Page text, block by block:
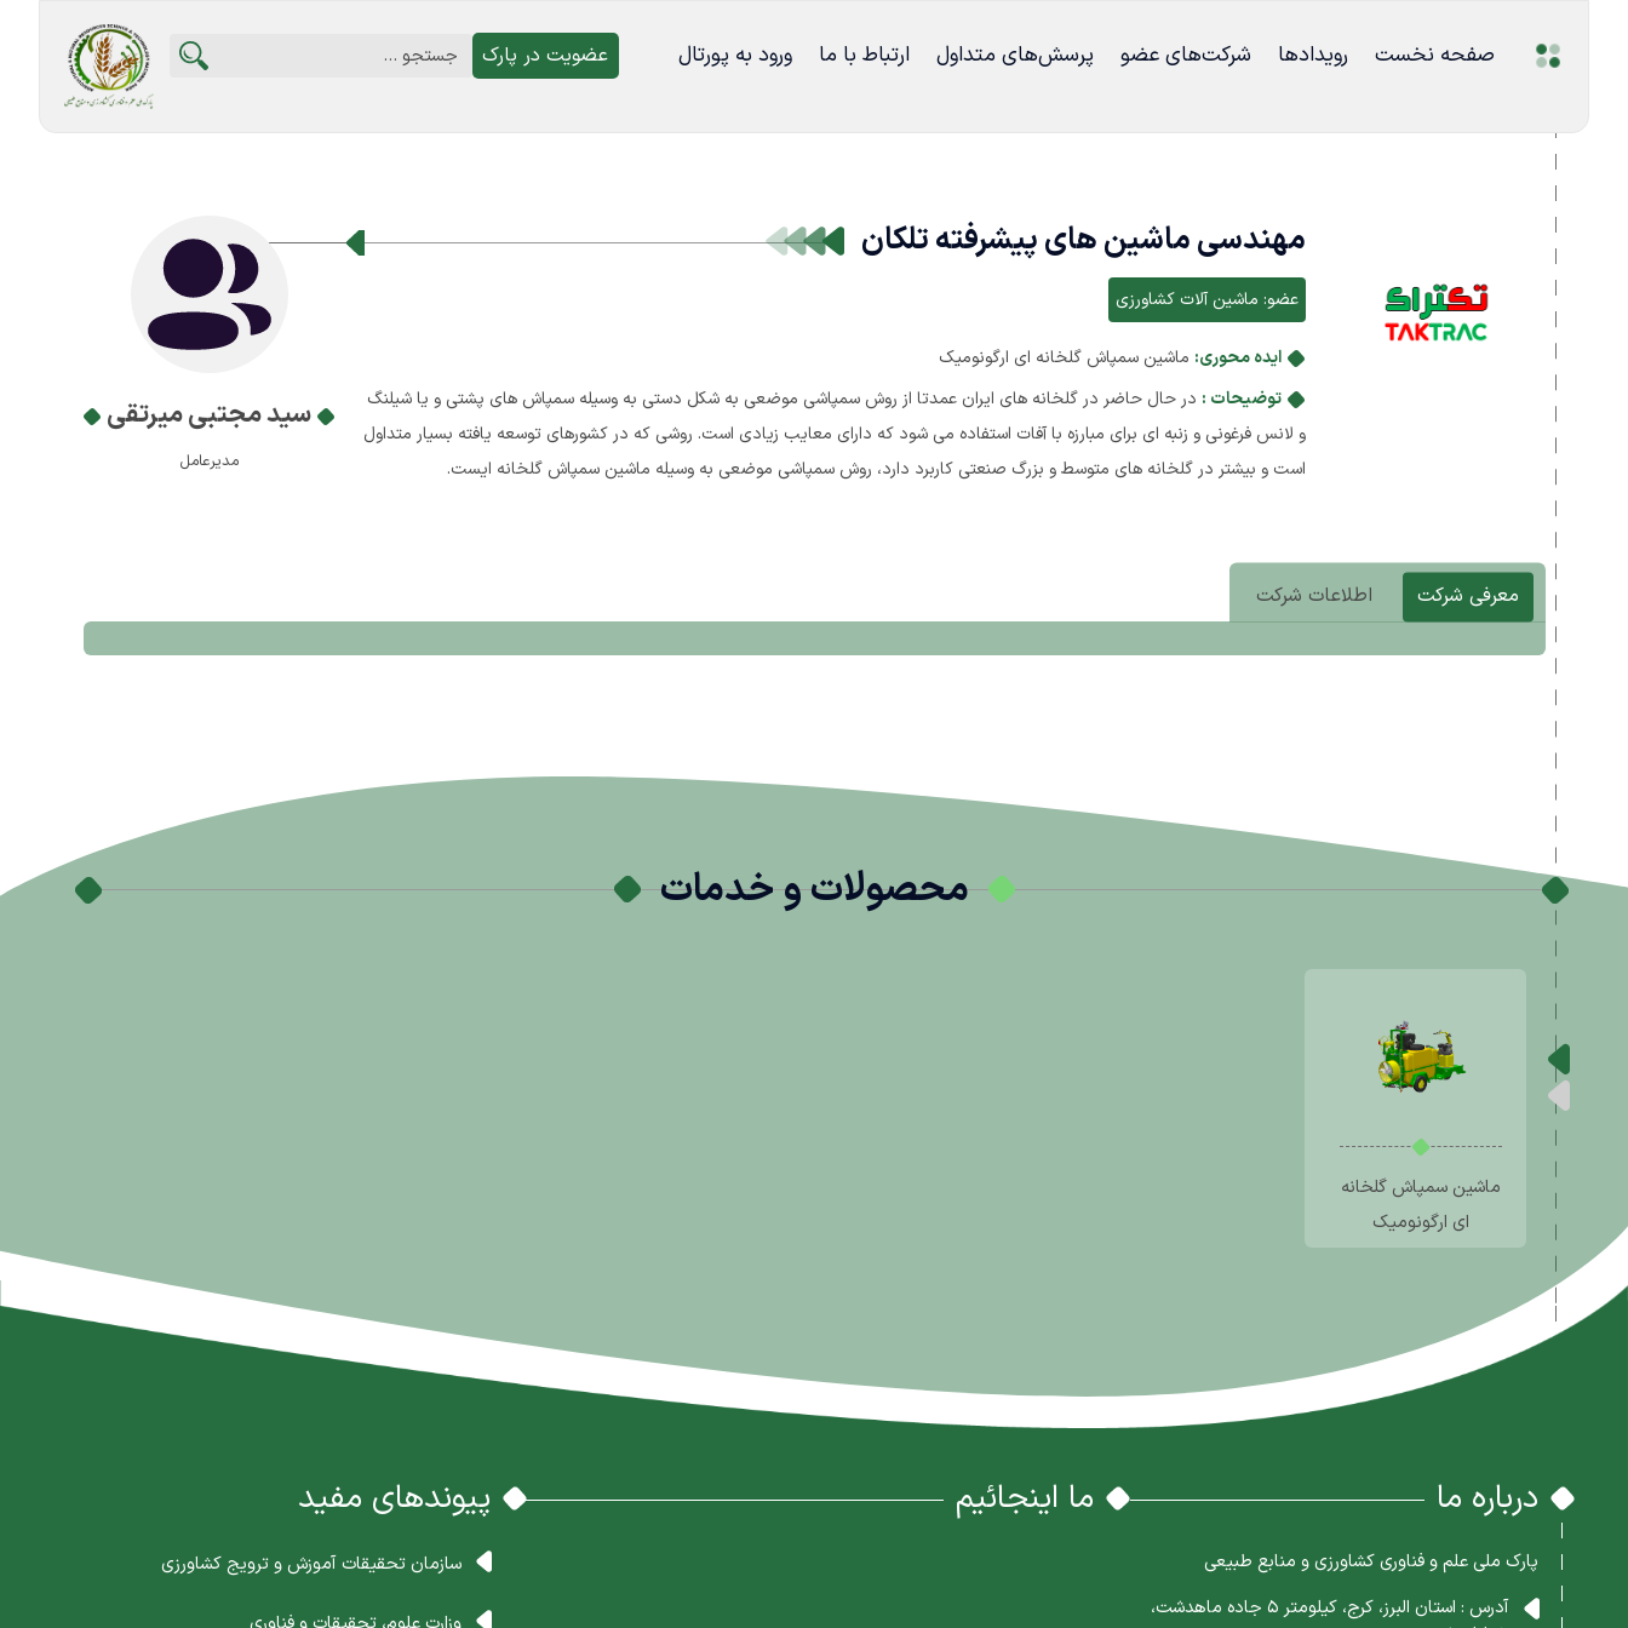
صفحه نخست رویدادها شرکت‌های عضو پرسش‌‌های متداول ارتباط با ما ورود به پورتال عضویت در پارک
مهندسی ماشین های پیشرفته تلکان
عضو: ماشین آلات کشاورزی
ایده محوری: ماشین سمپاش گلخانه ای ارگونومیک
توضیحات : در حال حاضر در گلخانه های ایران عمدتا از روش سمپاشی موضعی به شکل دستی به وسیله سمپاش های پشتی و یا شیلنگ
و لانس فرغونی و زنبه ای برای مبارزه با آفات استفاده می شود که دارای معایب زیادی است. روشی که در کشورهای توسعه یافته بسیار متداول
است و بیشتر در گلخانه های متوسط و بزرگ صنعتی کاربرد دارد، روش سمپاشی موضعی به وسیله ماشین سمپاش گلخانه ایست.
سید مجتبی میرتقی
مدیرعامل
معرفی شرکت اطلاعات شرکت
محصولات و خدمات
ماشین سمپاش گلخانه
ای ارگونومیک
درباره ما
پارک ملی علم و فناوری کشاورزی و منابع طبیعی
آدرس : استان البرز، کرج، کیلومتر 5 جاده ماهدشت،
ما اینجائیم پیوندهای مفید
سازمان تحقیقات آموزش و ترویج کشاورزی